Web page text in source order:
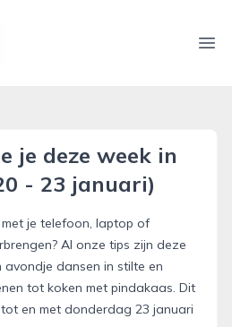
je deze week in
- 23 januari)
je telefoon, laptop of
Al onze tips zijn deze
avondje dansen in stilte en
tot koken met pindakaas. Dit
en met donderdag 23 januari